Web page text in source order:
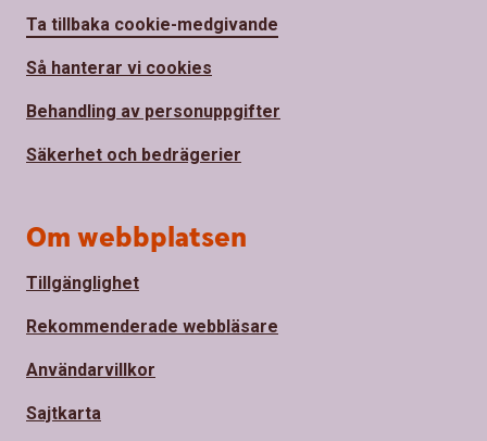
Ta tillbaka cookie-medgivande
Så hanterar vi cookies
Behandling av personuppgifter
Säkerhet och bedrägerier
Om webbplatsen
Tillgänglighet
Rekommenderade webbläsare
Användarvillkor
Sajtkarta